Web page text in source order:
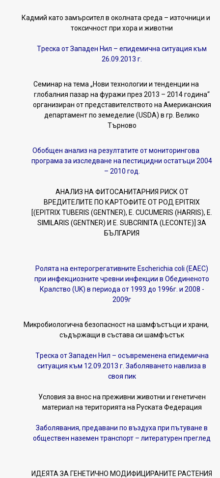
Кадмий като замърсител в околната среда – източници и
токсичност при хора и животни
Tреска от Западен Нил – епидемична ситуация към
26.09.2013 г.
Семинар на тема „Нови технологии и тенденции на
глобалния пазар на фуражи през 2013 – 2014 година“
организиран от представителството на Американския
департамент по земеделие (USDA) в гр. Велико
Търново
Обобщен анализ на резултатите от мониторингова
програма за изследване на пестицидни остатъци 2004
– 2010 год.
АНАЛИЗ НА ФИТОСАНИТАРНИЯ РИСК ОТ
ВРЕДИТЕЛИТЕ ПО КАРТОФИТЕ ОТ РОД EPITRIX
[(EPITRIX TUBERIS (GENTNER), E. CUCUMERIS (HARRIS), E.
SIMILARIS (GENTNER) И E. SUBCRINITA (LECONTE)] ЗА
БЪЛГАРИЯ
Ролята на ентерогрегативните Escherichia coli (EAEC)
при инфекциозните чревни инфекции в Обединеното
Кралство (UK) в периода от 1993 до 1996г. и 2008 -
2009г
Микробиологична безопасност на шамфъстъци и храни,
съдържащи в състава си шамфъстък
Tреска от Западен Нил – осъвременена епидемична
ситуация към 12.09.2013 г. Заболяването навлиза в
своя пик
Условия за внос на преживни животни и генетичен
материал на територията на Руската Федерация
Заболявания, предавани по въздуха при пътуване в
обществен наземен транспорт – литературен преглед
ИДЕЯТА ЗА ГЕНЕТИЧНО МОДИФИЦИРАНИТЕ РАСТЕНИЯ